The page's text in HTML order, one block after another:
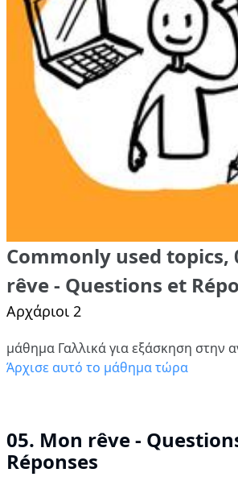
Commonly used topics,
rêve - Questions et
Αρχάριοι 2
μάθημα Γαλλικά για εξάσκηση στην
Άρχισε αυτό το μάθημα τώρα
05. Mon rêve -
Réponses